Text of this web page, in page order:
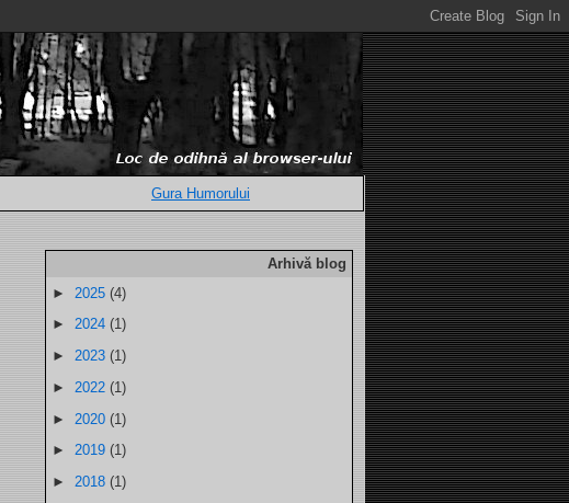
Gura Humorului
Arhivă blog
► 2025 (4)
► 2024 (1)
► 2023 (1)
► 2022 (1)
► 2020 (1)
► 2019 (1)
► 2018 (1)